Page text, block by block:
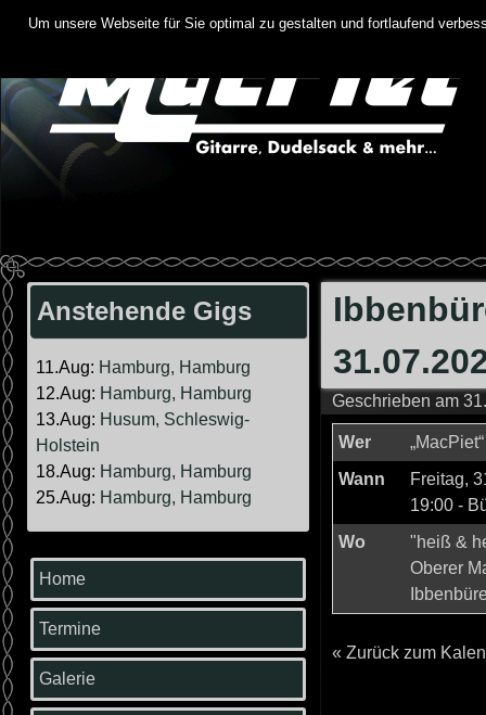
Anstehende Gigs
11.Aug: Hamburg, Hamburg
12.Aug: Hamburg, Hamburg
13.Aug: Husum, Schleswig-
Holstein
18.Aug: Hamburg, Hamburg
25.Aug: Hamburg, Hamburg
Home
Termine
Galerie
Geschrieben am
Wer
Wann
Freitag,
19:00 -
Wo
"heiß &
Oberer
« Zurück zum
Um unsere Webseite für Sie optimal zu gestalten und fortlaufend